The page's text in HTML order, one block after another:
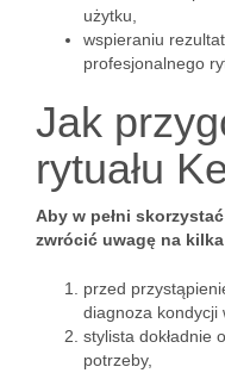
użytku,
wspieraniu
profesjonalnego
Jak
rytuału
Aby w pełni
zwrócić uwagę na
przed
diagnoza kondycji
stylista dokładnie
potrzeby,